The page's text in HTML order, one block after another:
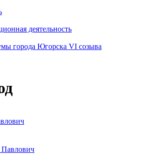
деятельность
города Югорска VI созыва